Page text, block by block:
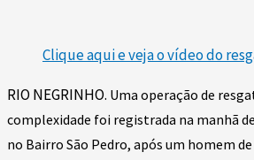
Clique aqui e veja o vídeo do
RIO NEGRINHO. Uma operação de
complexidade foi registrada na manhã
no Bairro São Pedro, após um homem